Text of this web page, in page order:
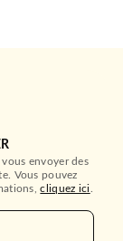
envoyer des
Vous pouvez
cliquez ici